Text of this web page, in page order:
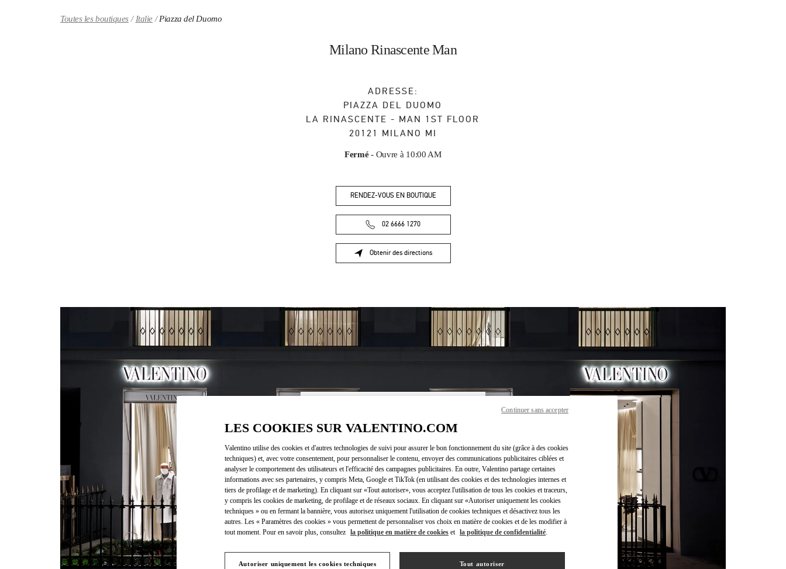
Toutes les boutiques Italie Piazza del Duomo
Milano Rinascente Man
ADRESSE:
PIAZZA DEL DUOMO
LA RINASCENTE - MAN 1ST FLOOR
20121 MILANO MI
Fermé- Ouvre à 10:00 AM
RENDEZ-VOUS EN BOUTIQUE
02 6666 1270
Obtenir des directions
Link Opens in New Tab
Lundi
10:00 AM-9:00 PM
Mardi
10:00 AM-9:00 PM
Mercredi
10:00 AM-9:00 PM
Jeudi
10:00 AM-9:00 PM
Vendredi
10:00 AM-10:00 PM
Samedi 10:00 AM-10:00 PM
LES COOKIES SUR VALENTINO.COM
Valentino utilise des cookies et d'autres technologies de suivi pour assurer le bon fonctionnement du site (grâce à des cookies
techniques) et, avec votre consentement, pour personnaliser le contenu, envoyer des communications publicitaires ciblées et
analyser le comportement des utilisateurs et l'efficacité des campagnes publicitaires. En outre, Valentino partage certaines
informations avec ses partenaires, y compris Meta, Google et TikTok (en utilisant des cookies et des technologies internes et
tiers de profilage et de marketing). En cliquant sur «Tout autoriser», vous acceptez l'utilisation de tous les cookies et traceurs,
y compris les cookies de marketing, de profilage et de réseaux sociaux. En cliquant sur «Autoriser uniquement les cookies
techniques » ou en fermant la bannière, vous autorisez uniquement l'utilisation de cookies techniques et désactivez tous les
autres. Les « Paramètres des cookies » vous permettent de personnaliser vos choix en matière de cookies et de les modifier à
tout moment. Pour en savoir plus, consultez la politique en matière de cookies et la politique de confidentialité
Autoriser uniquement les cookies techniques Tout autoriser
Continuer sans accepter